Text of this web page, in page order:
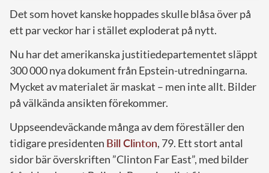
Det som hovet kanske hoppades skulle blåsa över på
ett par veckor har i stället exploderat på nytt.
Nu har det amerikanska justitiedepartementet släppt
300 000 nya dokument från Epstein-utredningarna.
Mycket av materialet är maskat – men inte allt. Bilder
på välkända ansikten förekommer.
Uppseendeväckande många av dem föreställer den
tidigare presidenten Bill Clinton, 79. Ett stort antal
sidor bär överskriften ”Clinton Far East”, med bilder